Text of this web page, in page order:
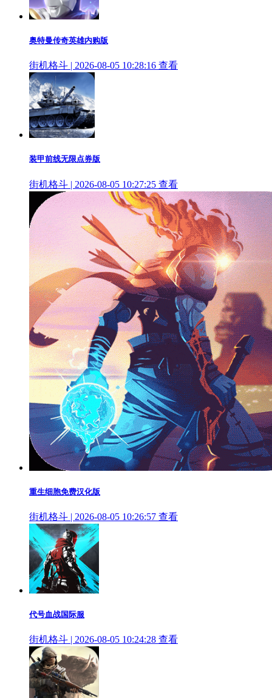
奥特曼传奇英雄内购版
街机格斗 | 2026-08-05 10:28:16 查看
装甲前线无限点券版
街机格斗 | 2026-08-05 10:27:25 查看
重生细胞免费汉化版
街机格斗 | 2026-08-05 10:26:57 查看
代号血战国际服
街机格斗 | 2026-08-05 10:24:28 查看